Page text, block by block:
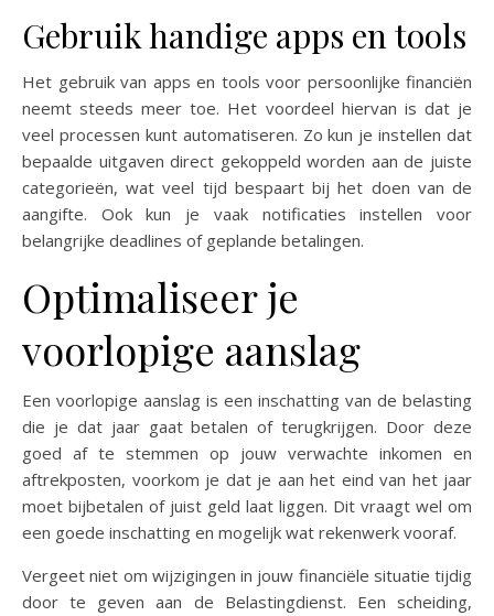
Gebruik handige apps en tools
Het gebruik van apps en tools voor persoonlijke financiën
neemt steeds meer toe. Het voordeel hiervan is dat je
veel processen kunt automatiseren. Zo kun je instellen dat
bepaalde uitgaven direct gekoppeld worden aan de juiste
categorieën, wat veel tijd bespaart bij het doen van de
aangifte. Ook kun je vaak notificaties instellen voor
belangrijke deadlines of geplande betalingen.
Optimaliseer je
voorlopige aanslag
Een voorlopige aanslag is een inschatting van de belasting
die je dat jaar gaat betalen of terugkrijgen. Door deze
goed af te stemmen op jouw verwachte inkomen en
aftrekposten, voorkom je dat je aan het eind van het jaar
moet bijbetalen of juist geld laat liggen. Dit vraagt wel om
een goede inschatting en mogelijk wat rekenwerk vooraf.
Vergeet niet om wijzigingen in jouw financiële situatie tijdig
door te geven aan de Belastingdienst. Een scheiding,